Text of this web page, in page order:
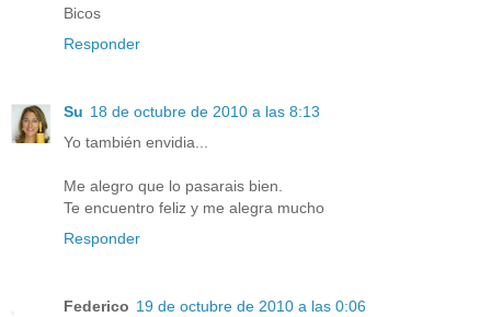
Bicos
Responder
Su 18 de octubre de 2010 a las 8:13
Yo también envidia...
Me alegro que lo pasarais bien.
Te encuentro feliz y me alegra mucho
Responder
Federico 19 de octubre de 2010 a las 0:06